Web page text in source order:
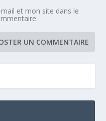
et mon site dans le